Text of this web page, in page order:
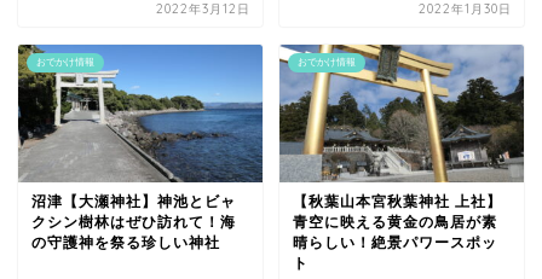
2022年3月12日 2022年1月30日
おでかけ情報
沼津【大瀬神社】神池とビャ
クシン樹林はぜひ訪れて！海
の守護神を祭る珍しい神社
おでかけ情報
【秋葉山本宮秋葉神社 上社】
青空に映える黄金の鳥居が素
晴らしい！絶景パワースポッ
ト